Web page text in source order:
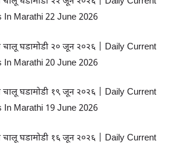
In Marathi 22 June 2026
चालू घडामोडी २० जून २०२६ | Daily Current
In Marathi 20 June 2026
चालू घडामोडी १९ जून २०२६ | Daily Current
In Marathi 19 June 2026
चालू घडामोडी १६ जून २०२६ | Daily Current